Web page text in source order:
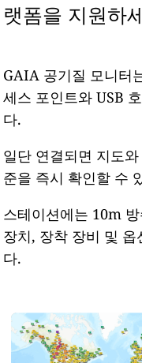
랫폼을 지원하
GAIA 공기질 모니터
세스 포인트와 USB
다.
일단 연결되면 지도
준을 즉시 확인할 수
스테이션에는 10m
장치, 장착 장비 및
다.